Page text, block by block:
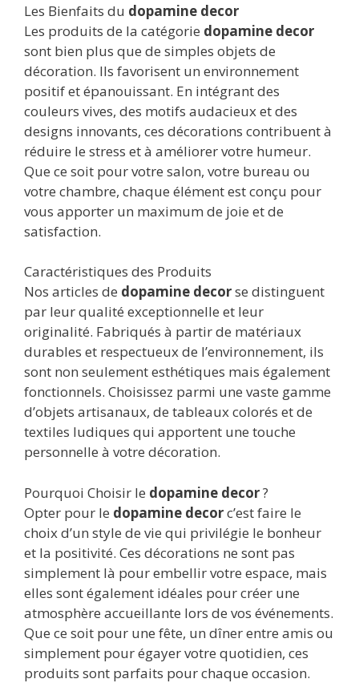
Les Bienfaits du dopamine decor
Les produits de la catégorie dopamine decor
sont bien plus que de simples objets de
décoration. Ils favorisent un environnement
positif et épanouissant. En intégrant des
couleurs vives, des motifs audacieux et des
designs innovants, ces décorations contribuent à
réduire le stress et à améliorer votre humeur.
Que ce soit pour votre salon, votre bureau ou
votre chambre, chaque élément est conçu pour
vous apporter un maximum de joie et de
satisfaction.
Caractéristiques des Produits
Nos articles de dopamine decorse distinguent
par leur qualité exceptionnelle et leur
originalité. Fabriqués à partir de matériaux
durables et respectueux de l’environnement, ils
sont non seulement esthétiques mais également
fonctionnels. Choisissez parmi une vaste gamme
d’objets artisanaux, de tableaux colorés et de
textiles ludiques qui apportent une touche
personnelle à votre décoration.
Pourquoi Choisir le dopamine decor?
Opter pour le dopamine decorc’est faire le
choix d’un style de vie qui privilégie le bonheur
et la positivité. Ces décorations ne sont pas
simplement là pour embellir votre espace, mais
elles sont également idéales pour créer une
atmosphère accueillante lors de vos événements.
Que ce soit pour une fête, un dîner entre amis ou
simplement pour égayer votre quotidien, ces
produits sont parfaits pour chaque occasion.